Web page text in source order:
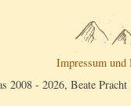
Impressum und
2008 - 2026, Beate Pracht